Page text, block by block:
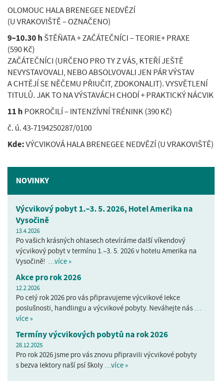
OLOMOUC HALA BRENEGEE NEDVĚZÍ
(U VRAKOVIŠTĚ – OZNAČENO)
9–10.30 h ŠTĚŇATA + ZAČÁTEČNÍCI – TEORIE+ PRAXE
(590 Kč)
ZAČÁTEČNÍCI (URČENO PRO TY Z VÁS, KTEŘÍ JEŠTĚ
NEVYSTAVOVALI, NEBO ABSOLVOVALI JEN PÁR VÝSTAV
A CHTĚJÍ SE NĚČEMU PŘIUČIT, ZDOKONALIT). VYSVĚTLENÍ
TITULŮ. JAK TO NA VÝSTAVÁCH CHODÍ + PRAKTICKÝ NÁCVIK
11 h POKROČILÍ – INTENZÍVNÍ TRÉNINK (390 Kč)
č. ú. 43-7194250287/0100
Kde:VÝCVIKOVÁ HALA BRENEGEE NEDVĚZÍ (U VRAKOVIŠTĚ)
NOVINKY
Výcvikový pobyt 1.–3. 5. 2026, Hotel Amerika na
Vysočině
13.4.2026
Po vašich krásných ohlasech otevíráme další víkendový
výcvikový pobyt v termínu 1.–3. 5. 2026 v hotelu Amerika na
Vysočině! …více »
Akce pro rok 2026
12.2.2026
Po celý rok 2026 pro vás připravujeme výcvikové lekce
poslušnosti, handlingu a výcvikové pobyty. Neváhejte nás …
více »
Termíny výcvikových pobytů na rok 2026
28.12.2025
Pro rok 2026 jsme pro vás znovu připravili výcvikové pobyty
s bezva lektory naší psí školy …více »